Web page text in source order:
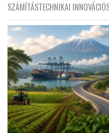
SZÁMÍTÁSTECHNIKAI